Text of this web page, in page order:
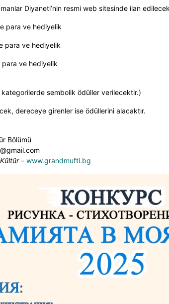
Diyaneti’nin resmi web sitesinde ilan
para ve hediyelik
para ve hediyelik
ve hediyelik
kategorilerde sembolik ödüller verilecektir.)
dereceye girenler ise ödüllerini alacaktır.
Bölümü
– www.grandmufti.bg